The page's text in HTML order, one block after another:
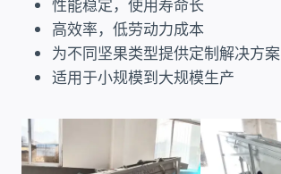
性能稳定，使用寿命长
高效率，低劳动力成本
为不同坚果类型提供定制解决方案
适用于小规模到大规模生产